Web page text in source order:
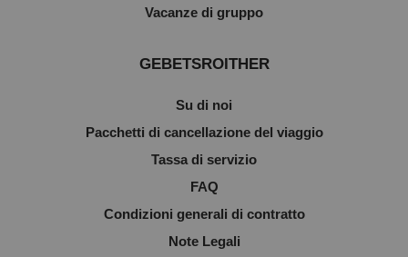
Vacanze di gruppo
GEBETSROITHER
Su di noi
Pacchetti di cancellazione del viaggio
Tassa di servizio
FAQ
Condizioni generali di contratto
Note Legali